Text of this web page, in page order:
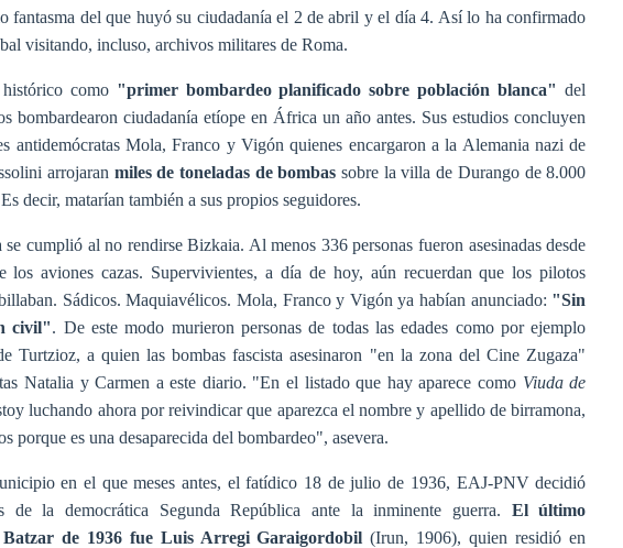
fantasma del que huyó su ciudadanía el 2 de abril y el día 4. Así lo ha confirmado
visitando, incluso, archivos militares de Roma.
como"primer bombardeo planificado sobre población blanca" del
bombardearon ciudadanía etíope en África un año antes. Sus estudios concluyen
antidemócratas Mola, Franco y Vigón quienes encargaron a la Alemania nazi de
arrojaran miles de toneladas de bombas sobre la villa de Durango de 8.000
decir, matarían también a sus propios seguidores.
cumplió al no rendirse Bizkaia. Al menos 336 personas fueron asesinadas desde
los aviones cazas. Supervivientes, a día de hoy, aún recuerdan que los pilotos
Sádicos. Maquiavélicos. Mola, Franco y Vigón ya habían anunciado: "Sin
civil". De este modo murieron personas de todas las edades como por ejemplo
Turtzioz, a quien las bombas fascista asesinaron "en la zona del Cine Zugaza"
Natalia y Carmen a este diario. "En el listado que hay aparece como Viuda de
luchando ahora por reivindicar que aparezca el nombre y apellido de birramona,
porque es una desaparecida del bombardeo", asevera.
en el que meses antes, el fatídico 18 de julio de 1936, EAJ-PNV decidió
de la democrática Segunda República ante la inminente guerra. El último
de 1936 fue Luis Arregi Garaigordobil (Irun, 1906), quien residió en